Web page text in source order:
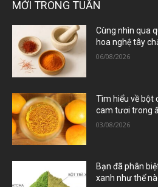
MỚI TRONG TUẦN
Cùng nhìn qua
hoa nghệ tây
06/08/2026
Tìm hiểu về bột
cam tươi trong
03/08/2026
Bạn đã phân
xanh như thế